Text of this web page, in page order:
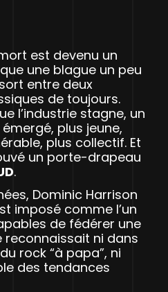
est devenu un
une blague un peu
entre deux
de toujours.
l’industrie stagne, un
plus jeune,
plus collectif. Et
un porte-drapeau
.
Dominic Harrison
imposé comme l’un
de fédérer une
reconnaissait ni dans
rock “à papa”, ni
des tendances